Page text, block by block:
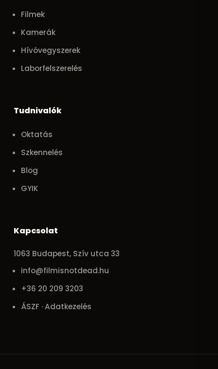
Filmek
Kamerák
Hívóvegyszerek
Laborfelszerelés
Tudnivalók
Oktatás
Szkennelés
Blog
GYIK
Kapcsolat
1063 Budapest, Szív utca 33
info@filmisnotdead.hu
+36 20 209 3203
ÁSZF · Adatkezelés